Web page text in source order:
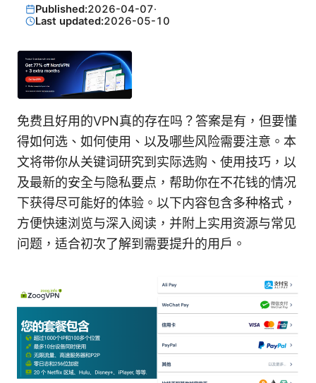
Published:2026-04-07·
Last updated:2026-05-10
免费且好用的VPN真的存在吗？答案是有，但要懂
得如何选、如何使用、以及哪些风险需要注意。本
文将带你从关键词研究到实际选购、使用技巧，以
及最新的安全与隐私要点，帮助你在不花钱的情况
下获得尽可能好的体验。以下内容包含多种格式，
方便快速浏览与深入阅读，并附上实用资源与常见
问题，适合初次了解到需要提升的用户。